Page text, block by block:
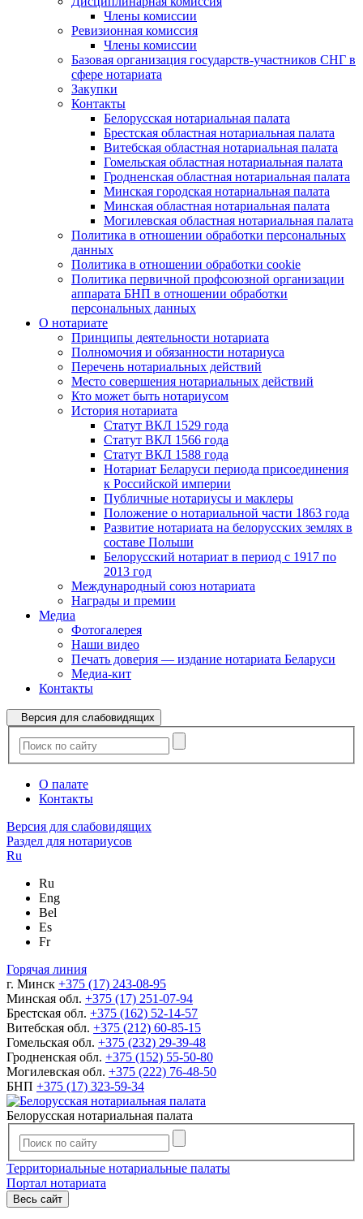
Члены комиссии
Ревизионная комиссия
Члены комиссии
Базовая организация государств-участников СНГ в
сфере нотариата
Закупки
Контакты
Белорусская нотариальная палата
Брестская областная нотариальная палата
Витебская областная нотариальная палата
Гомельская областная нотариальная палата
Гродненская областная нотариальная палата
Минская городская нотариальная палата
Минская областная нотариальная палата
Могилевская областная нотариальная палата
Политика в отношении обработки персональных
данных
Политика в отношении обработки cookie
Политика первичной профсоюзной организации
аппарата БНП в отношении обработки
персональных данных
О нотариате
Принципы деятельности нотариата
Полномочия и обязанности нотариуса
Перечень нотариальных действий
Место совершения нотариальных действий
Кто может быть нотариусом
История нотариата
Статут ВКЛ 1529 года
Статут ВКЛ 1566 года
Статут ВКЛ 1588 года
Нотариат Беларуси периода присоединения
к Российской империи
Публичные нотариусы и маклеры
Положение о нотариальной части 1863 года
Развитие нотариата на белорусских землях в
составе Польши
Белорусский нотариат в период с 1917 по
2013 год
Международный союз нотариата
Награды и премии
Медиа
Фотогалерея
Наши видео
Печать доверия — издание нотариата Беларуси
Медиа-кит
Контакты
Версия для слабовидящих
О палате
Контакты
Версия для слабовидящих
Раздел для нотариусов
Ru
Ru
Eng
Bel
Es
Fr
Горячая линия
г. Минск +375 (17) 243-08-95
Минская обл. +375 (17) 251-07-94
Брестская обл. +375 (162) 52-14-57
Витебская обл. +375 (212) 60-85-15
Гомельская обл. +375 (232) 29-39-48
Гродненская обл. +375 (152) 55-50-80
Могилевская обл. +375 (222) 76-48-50
БНП +375 (17) 323-59-34
Белорусская нотариальная палата
Территориальные нотариальные палаты
Портал нотариата
Весь сайт